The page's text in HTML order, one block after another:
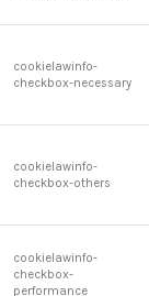
cookielawinfo-
checkbox-necessary
cookielawinfo-
checkbox-others
cookielawinfo-
checkbox-
performance